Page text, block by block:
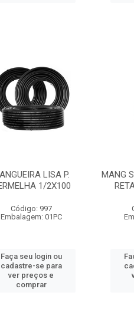
LISA P.
1/2X100
Código: 997
Embalagem: 01PC
Faça seu login ou
cadastre-se para
ver preços e
comprar
MANG